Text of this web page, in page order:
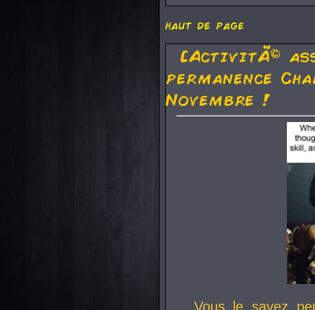
haut de page
[ActivitÃ©
permanence
Novembre !
Vous le savez